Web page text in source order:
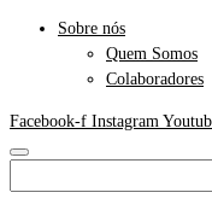
Sobre nós
Quem Somos
Colaboradores
Facebook-f Instagram